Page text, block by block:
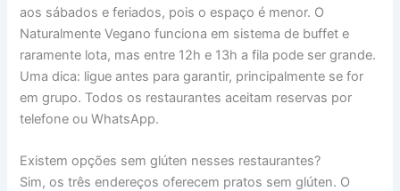
aos sábados e feriados, pois o espaço é menor. O
Naturalmente Vegano funciona em sistema de buffet e
raramente lota, mas entre 12h e 13h a fila pode ser grande.
Uma dica: ligue antes para garantir, principalmente se for
em grupo. Todos os restaurantes aceitam reservas por
telefone ou WhatsApp.
Existem opções sem glúten nesses restaurantes?
Sim, os três endereços oferecem pratos sem glúten. O